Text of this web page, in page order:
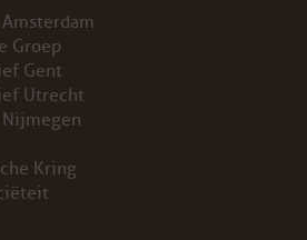
Groep
Gent
Utrecht
Kring